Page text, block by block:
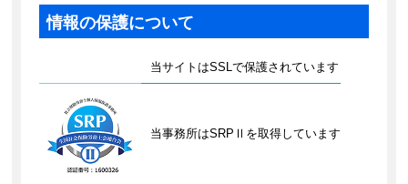
情報の保護について
当サイトはSSLで保護されています
当事務所はSRPⅡを取得しています